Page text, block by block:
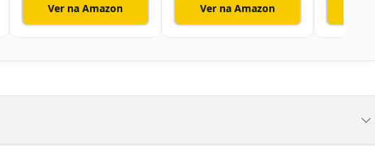
Ver na Amazon Ver na Amazon